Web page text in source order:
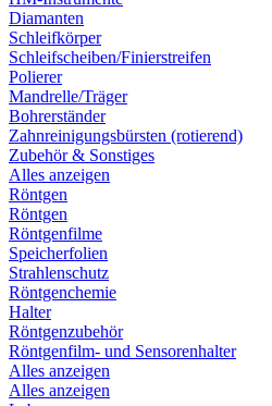
Diamanten
Schleifkörper
Schleifscheiben/Finierstreifen
Polierer
Mandrelle/Träger
Bohrerständer
Zahnreinigungsbürsten (rotierend)
Zubehör & Sonstiges
Alles anzeigen
Röntgen
Röntgen
Röntgenfilme
Speicherfolien
Strahlenschutz
Röntgenchemie
Halter
Röntgenzubehör
Röntgenfilm- und Sensorenhalter
Alles anzeigen
Alles anzeigen